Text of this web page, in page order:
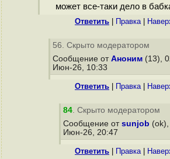
может все-таки дело в
Ответить Правка|
56. Скрыто модератором
Сообщение от Аноним (13),
Июн-26, 10:33
Ответить Правка|
84. Скрыто модератором
Сообщение от sunjob
Июн-26, 20:47
Ответить Правка|